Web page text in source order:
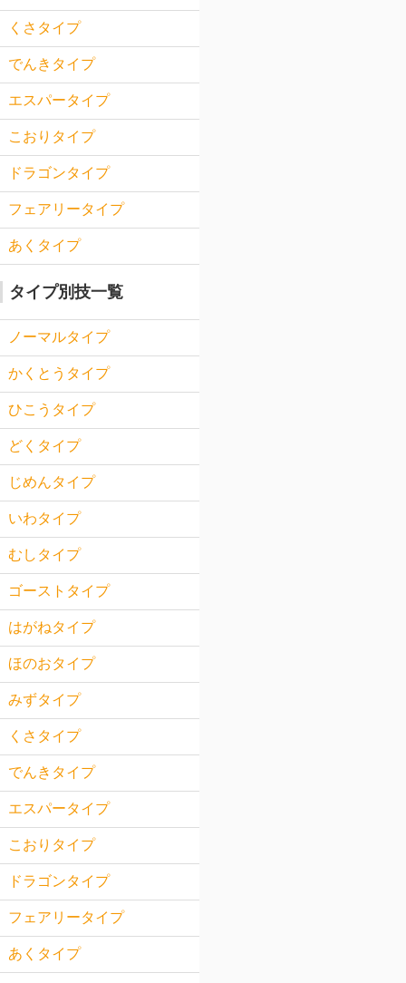
くさタイプ
でんきタイプ
エスパータイプ
こおりタイプ
ドラゴンタイプ
フェアリータイプ
あくタイプ
タイプ別技一覧
ノーマルタイプ
かくとうタイプ
ひこうタイプ
どくタイプ
じめんタイプ
いわタイプ
むしタイプ
ゴーストタイプ
はがねタイプ
ほのおタイプ
みずタイプ
くさタイプ
でんきタイプ
エスパータイプ
こおりタイプ
ドラゴンタイプ
フェアリータイプ
あくタイプ